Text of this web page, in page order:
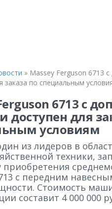
» Massey Ferguson 6713
заказа по специальным
6713 с
доступен для
условиям
из лидеров в
техники,
с передним
Стоимость
составит 4 000 000